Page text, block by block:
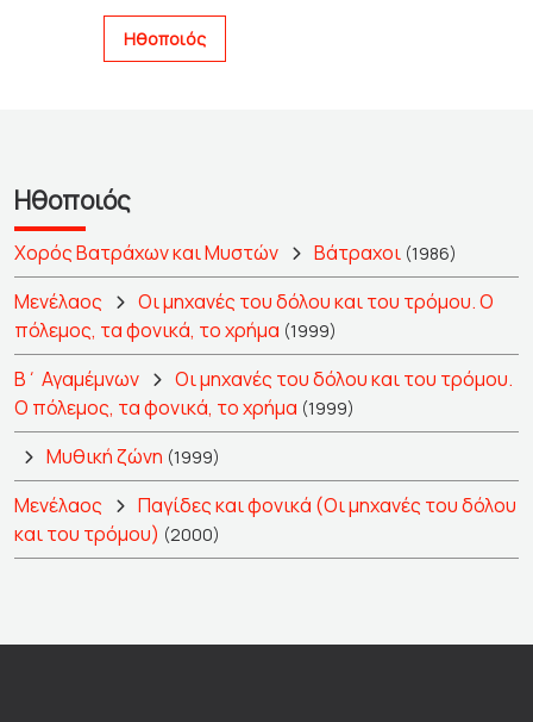
Ηθοποιός
Ηθοποιός
Χορός Βατράχων και Μυστών Βάτραχοι (1986)
Μενέλαος
Οι μηχανές του δόλου και του τρόμου. Ο
πόλεμος, τα φονικά, το χρήμα (1999)
Β΄ Αγαμέμνων
Οι μηχανές του δόλου και του τρόμου.
Ο πόλεμος, τα φονικά, το χρήμα (1999)
Μυθική ζώνη (1999)
Μενέλαος
Παγίδες και φονικά (Οι μηχανές του δόλου
και του τρόμου) (2000)